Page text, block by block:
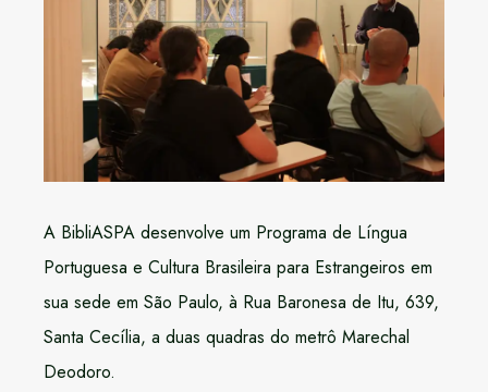
A BibliASPA desenvolve um Programa de Língua
Portuguesa e Cultura Brasileira para Estrangeiros em
sua sede em São Paulo, à Rua Baronesa de Itu, 639,
Santa Cecília, a duas quadras do metrô Marechal
Deodoro.